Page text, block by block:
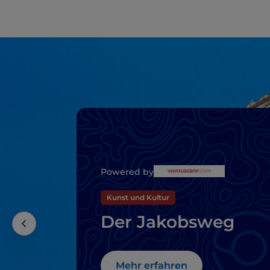
Powered by
Kunst und Kultur
Der Jakobsweg
Mehr erfahren